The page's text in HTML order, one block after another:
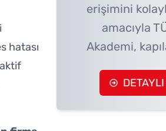
hatası
erişimini
amacıyla
Akademi,